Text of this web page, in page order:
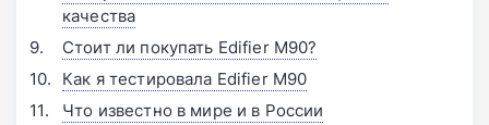
качества
Стоит ли покупать Edifier M90?
Как я тестировала Edifier M90
Что известно в мире и в России